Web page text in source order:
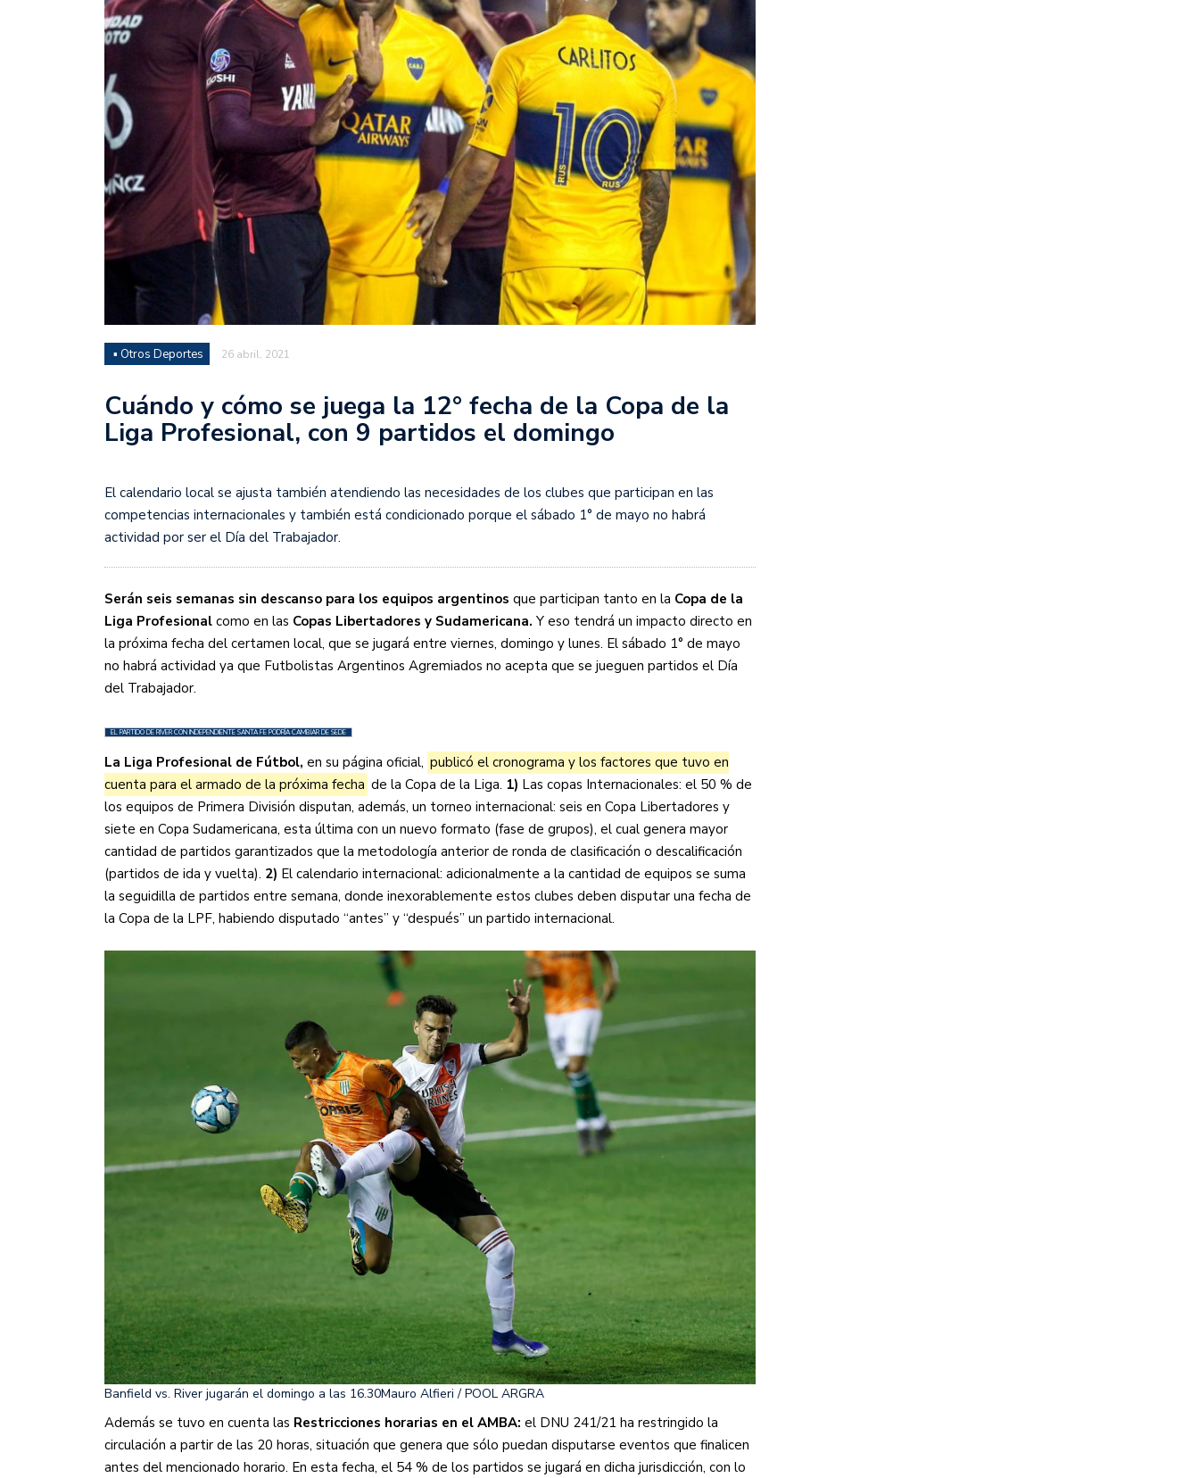
en la historia grande del club”
Nicolás Otamendi regresa al fútbol argentino después de 16 años: del orgullo
de Vélez a la pasión por River
Boca ganó con lo justo ante O’Higgins gracias a la jerarquía de Paredes: una
diferencia y un juego que no dan paz para ir a Rancagua
El Nacional de Clubes A llega a Córdoba con el histórico regreso de Diego
Simonet
Lista de la selección femenina de Argentina para la Copa Mundial de Hockey FIH
Lista de la selección masculina de Argentina para la Copa Mundial de Hockey
Sudamericana
Empieza el Clausura: las diez cosas que tenés que saber
▪ Otros Deportes 26 abril, 2021
Cuándo y cómo se juega la 12° fecha de la Copa de la
Liga Profesional, con 9 partidos el domingo
El calendario local se ajusta también atendiendo las necesidades de los clubes que participan en las
competencias internacionales y también está condicionado porque el sábado 1° de mayo no habrá
actividad por ser el Día del Trabajador.
Serán seis semanas sin descanso para los equipos argentinos que participan tanto en la Copa de la
Liga Profesional como en las Copas Libertadores y Sudamericana. Y eso tendrá un impacto directo en
la próxima fecha del certamen local, que se jugará entre viernes, domingo y lunes. El sábado 1° de mayo
no habrá actividad ya que Futbolistas Argentinos Agremiados no acepta que se jueguen partidos el Día
del Trabajador.
EL PARTIDO DE RIVER CON INDEPENDIENTE SANTA FE PODRÍA CAMBIAR DE SEDE
La Liga Profesional de Fútbol, en su página oficial, publicó el cronograma y los factores que tuvo en
cuenta para el armado de la próxima fecha de la Copa de la Liga. 1) Las copas Internacionales: el 50 % de
los equipos de Primera División disputan, además, un torneo internacional: seis en Copa Libertadores y
siete en Copa Sudamericana, esta última con un nuevo formato (fase de grupos), el cual genera mayor
cantidad de partidos garantizados que la metodología anterior de ronda de clasificación o descalificación
(partidos de ida y vuelta). 2) El calendario internacional: adicionalmente a la cantidad de equipos se suma
la seguidilla de partidos entre semana, donde inexorablemente estos clubes deben disputar una fecha de
la Copa de la LPF, habiendo disputado “antes” y “después” un partido internacional.
Banfield vs. River jugarán el domingo a las 16.30Mauro Alfieri / POOL ARGRA
Además se tuvo en cuenta las Restricciones horarias en el AMBA: el DNU 241/21 ha restringido la
circulación a partir de las 20 horas, situación que genera que sólo puedan disputarse eventos que finalicen
antes del mencionado horario. En esta fecha, el 54 % de los partidos se jugará en dicha jurisdicción, con lo